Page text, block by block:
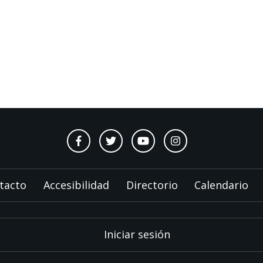
Accesibilidad Directorio Calendario
Iniciar sesión